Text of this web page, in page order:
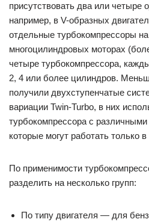
присутствовать два или четыре
например, в V-образных
отдельные турбокомпрессоры
многоцилиндровых моторах
четыре турбокомпрессора,
2, 4 или более цилиндров.
получили двухступенчатые
вариации Twin-Turbo, в них
турбокомпрессора с различными
которые могут работать только в
По применимости
разделить на несколько групп:
По типу двигателя — для